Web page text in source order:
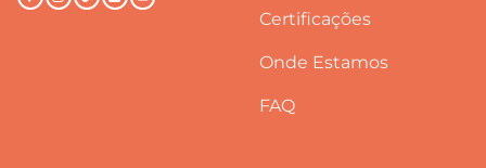
Certificações
Onde Estamos
FAQ